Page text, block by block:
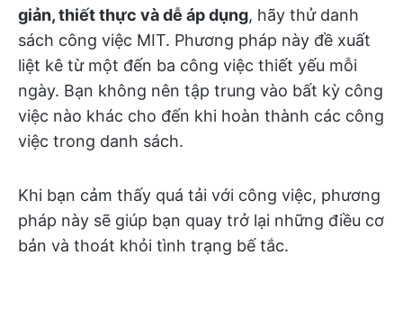
giản, thiết thực và dễ áp dụng, hãy thử danh
sách công việc MIT. Phương pháp này đề xuất
liệt kê từ một đến ba công việc thiết yếu mỗi
ngày. Bạn không nên tập trung vào bất kỳ công
việc nào khác cho đến khi hoàn thành các công
việc trong danh sách.
Khi bạn cảm thấy quá tải với công việc, phương
pháp này sẽ giúp bạn quay trở lại những điều cơ
bản và thoát khỏi tình trạng bế tắc.